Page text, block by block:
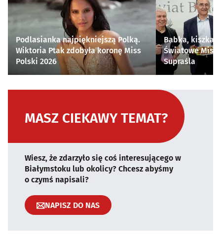
Podlasianka najpiękniejszą Polką.
Wiktoria Ptak zdobyła koronę Miss
Polski 2026
Babka, kiszka i
Światowe
Supraśla
MASZ CIEKAWY TEMAT?
Wiesz, że zdarzyło się coś interesującego w
Białymstoku lub okolicy? Chcesz abyśmy
o czymś napisali?
NAPISZ DO NAS